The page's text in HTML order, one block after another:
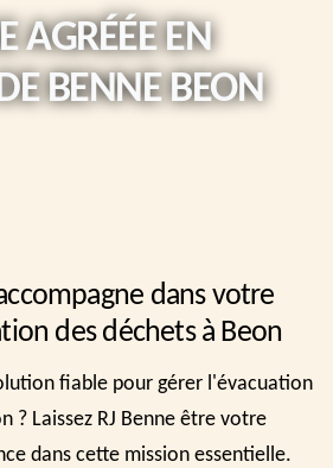
AGRÉÉE EN
BENNE BEON
dans votre
des déchets à Beon
fiable pour gérer l'évacuation
? Laissez RJ Benne être votre
dans cette mission essentielle.